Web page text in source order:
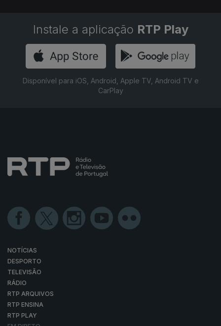
Instale a aplicação RTP Play
Disponível para iOS, Android, Apple TV, Android TV e
CarPlay
NOTÍCIAS
DESPORTO
TELEVISÃO
RÁDIO
RTP ARQUIVOS
RTP ENSINA
RTP PLAY